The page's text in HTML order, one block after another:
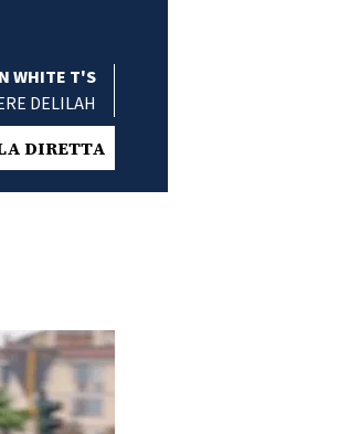
WHITE T'S
DELILAH
DIRETTA